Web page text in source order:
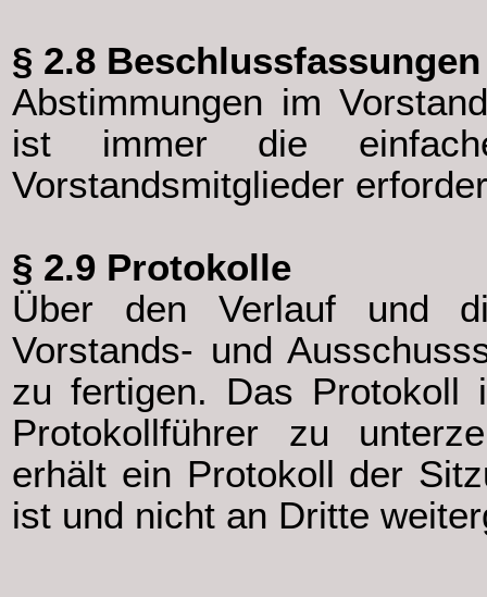
§ 2.8 Beschlussfassungen
Abstimmungen im
ist immer die
Vorstandsmitglieder
§ 2.9 Protokolle
Über den Verlauf und
Vorstands- und
zu fertigen. Das Protokoll
Protokollführer zu
erhält ein Protokoll der
ist und nicht an Dritte